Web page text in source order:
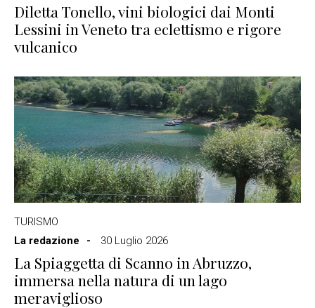
Diletta Tonello, vini biologici dai Monti
Lessini in Veneto tra eclettismo e rigore
vulcanico
TURISMO
La redazione
30 Luglio 2026
La Spiaggetta di Scanno in Abruzzo,
immersa nella natura di un lago
meraviglioso